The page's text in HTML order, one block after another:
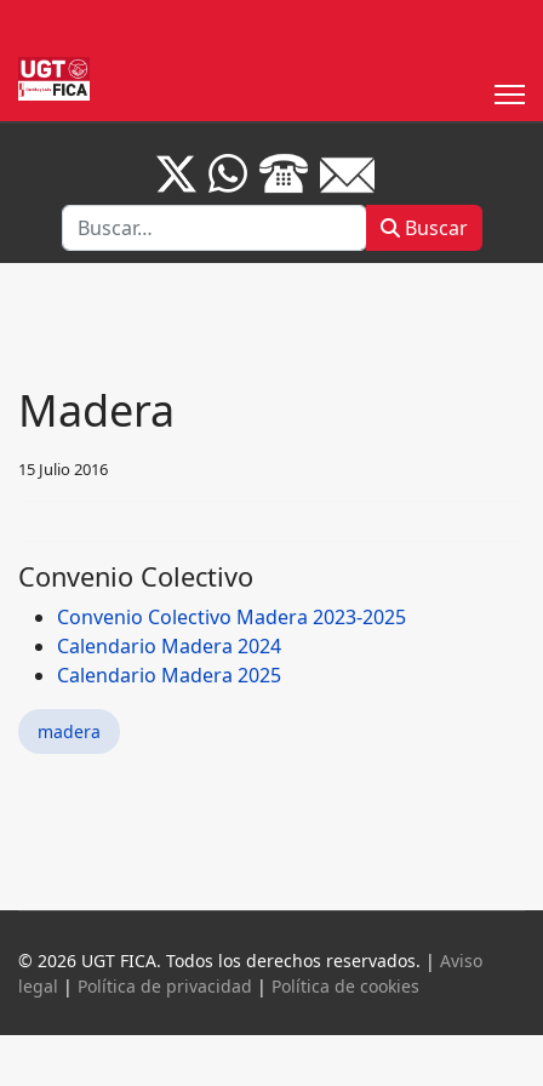
Buscar Buscar
Madera
15 Julio 2016
Convenio Colectivo
Convenio Colectivo Madera 2023-2025
Calendario Madera 2024
Calendario Madera 2025
madera
© 2026 UGT FICA. Todos los derechos reservados. | Aviso
legal | Política de privacidad | Política de cookies